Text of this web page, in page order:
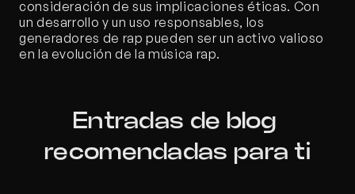
consideración de sus implicaciones éticas. Con
un desarrollo y un uso responsables, los
generadores de rap pueden ser un activo valioso
en la evolución de la música rap.
Entradas de blog
recomendadas para ti